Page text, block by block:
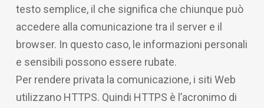
testo semplice, il che significa che chiunque può
accedere alla comunicazione tra il server e il
browser. In questo caso, le informazioni personali
e sensibili possono essere rubate.
Per rendere privata la comunicazione, i siti Web
utilizzano HTTPS. Quindi HTTPS è l’acronimo di